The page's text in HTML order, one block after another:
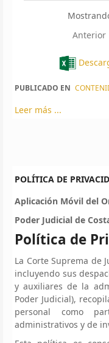
Anterior
PUBLICADO EN
Leer más ...
POLÍTICA DE
Aplicación Móvil del
Poder Judicial de
Política de
La Corte Suprema de
incluyendo sus
y auxiliares de la
Poder Judicial),
personal como
administrativos y de